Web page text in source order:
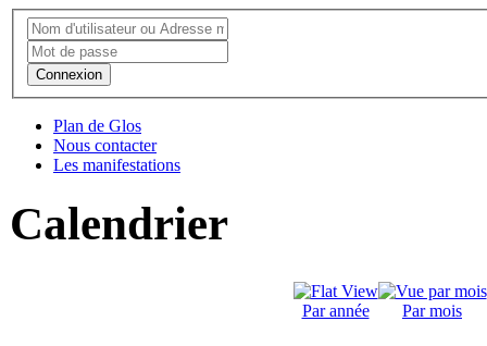
Connexion
Plan de Glos
Nous contacter
Les manifestations
Calendrier
Par année Par mois